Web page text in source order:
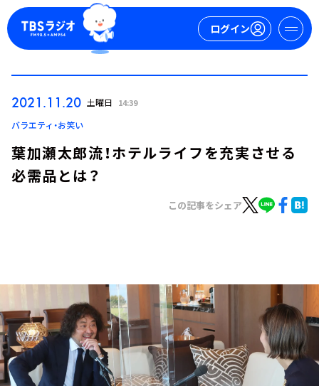
ログイン
ログイン
トピックス
TBS Podcast
お知らせ
イベント・グッズ
YouTube
会社情報
2021.11.20 土曜日 14:39
バラエティ・お笑い
葉加瀬太郎流！ホテルライフを充実させる
必需品とは？
この記事をシェア